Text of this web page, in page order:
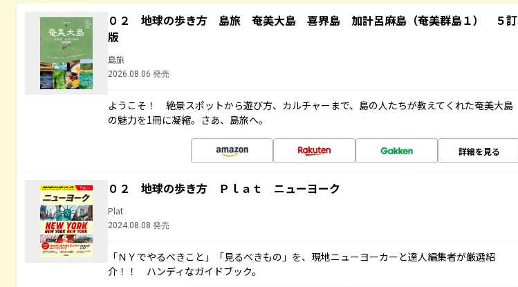
０２ 地球の歩き方 島旅 奄美大島 喜界島 加計呂麻島（奄美群島１） ５訂
版
島旅
2026.08.06 発売
ようこそ！ 絶景スポットから遊び方、カルチャーまで、島の人たちが教えてくれた奄美大島
の魅力を1冊に凝縮。さあ、島旅へ。
詳細を見る
０２ 地球の歩き方 Ｐｌａｔ ニューヨーク
Plat
2024.08.08 発売
「ＮＹでやるべきこと」「見るべきもの」を、現地ニューヨーカーと達人編集者が厳選紹
介！！ ハンディなガイドブック。